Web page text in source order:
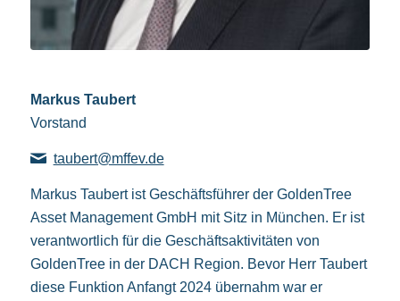
Markus Taubert
Vorstand
taubert@mffev.de
Markus Taubert ist Geschäftsführer der GoldenTree
Asset Management GmbH mit Sitz in München. Er ist
verantwortlich für die Geschäftsaktivitäten von
GoldenTree in der DACH Region. Bevor Herr Taubert
diese Funktion Anfangt 2024 übernahm war er